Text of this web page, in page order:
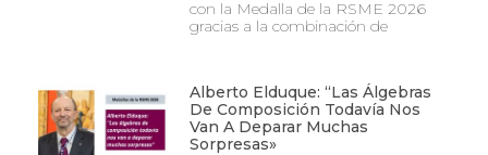
con la Medalla de la RSME 2026
gracias a la combinación de
Alberto Elduque: “Las Álgebras
De Composición Todavía Nos
Van A Deparar Muchas
Sorpresas»